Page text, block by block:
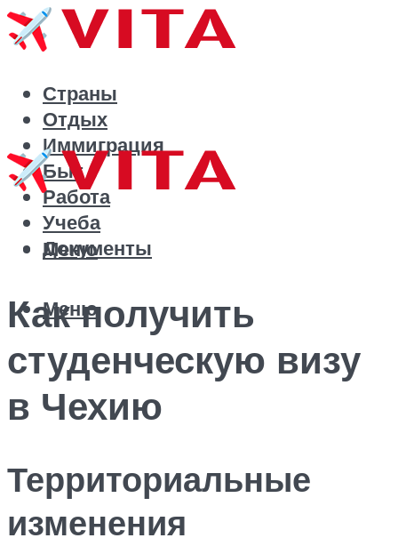
Страны
Отдых
Иммиграция
Быт
Работа
Учеба
Документы
Меню
Меню
Как получить
студенческую визу
в Чехию
Территориальные
изменения